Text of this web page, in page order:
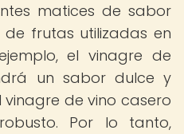
matices de sabor
frutas utilizadas en
el vinagre de
un sabor dulce y
vinagre de vino casero
Por lo tanto,